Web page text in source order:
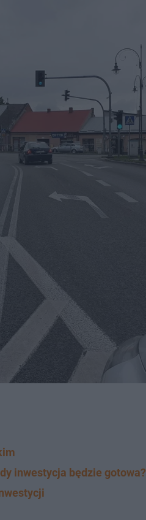
inwestycja będzie gotowa?